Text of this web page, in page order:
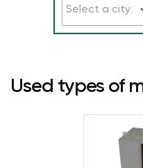
Select a city
Used types of